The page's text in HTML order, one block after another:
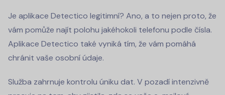
Je aplikace Detectico legitimní? Ano, a to nejen proto, že
vám pomůže najít polohu jakéhokoli telefonu podle čísla.
Aplikace Detectico také vyniká tím, že vám pomáhá
chránit vaše osobní údaje.
Služba zahrnuje kontrolu úniku dat. V pozadí intenzivně